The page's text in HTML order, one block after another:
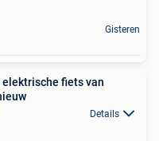
Gisteren
fiets van
Details